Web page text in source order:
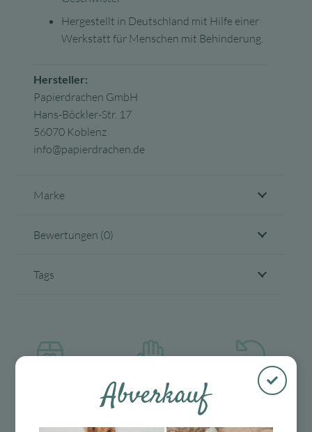
Hergestellt in Deutschland mit Hilfe einer
Werkstatt für Menschen mit Behinderung.
Hersteller:
Papierdrachen GmbH
Hans-Böckler-Str. 17
56070 Koblenz
info@papierdrachen.de
Marke
Bewertungen (0)
Tags
Mit viel Liebe
ausgewählte &
30 Tage Rückgaberecht
Abverkauf